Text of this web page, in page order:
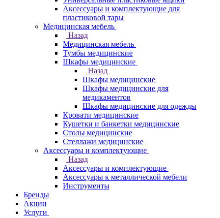
Аксессуары и комплектующие для
пластиковой тары
Медицинская мебель
Назад
Медицинская мебель
Тумбы медицинские
Шкафы медицинские
Назад
Шкафы медицинские
Шкафы медицинские для
медикаментов
Шкафы медицинские для одежды
Кровати медицинские
Кушетки и банкетки медицинские
Столы медицинские
Стеллажи медицинские
Аксессуары и комплектующие
Назад
Аксессуары и комплектующие
Аксессуары к металлической мебели
Инструменты
Бренды
Акции
Услуги